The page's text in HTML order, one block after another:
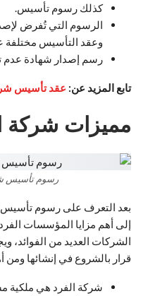
كذلك رسوم تأسيس.
الرسوم التي تُفرض
وعقد التأسيس مختلفة
رسم إصدار شهادة عدم
تابع المزيد عن: عقد تأسيس
مميزات شركة
رسوم تأسيس
بعد التعرف على رسوم
إلى أهم مزايا المؤسسات
الشركات العديد من الفوائد،
قرار بالشروع في إنشائها ومن
شركة الفرد هي ملكية